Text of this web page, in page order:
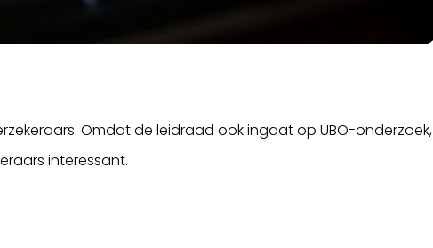
Omdat de leidraad ook ingaat op UBO-onderzoek,
interessant.